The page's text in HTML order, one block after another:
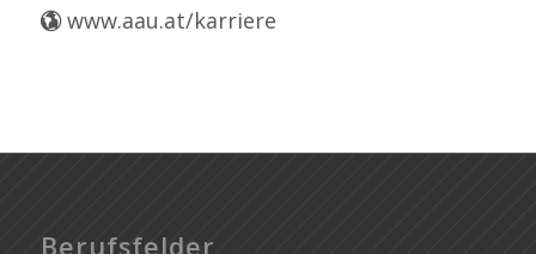
www.aau.at/karriere
Berufsfelder